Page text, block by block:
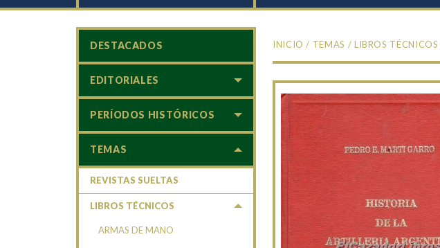
INICIO / TEMAS / LIBROS TÉCNICOS
DESTACADOS
EDITORIALES
PERÍODOS HISTÓRICOS
TEMAS
REVISTAS SUELTAS
LIBROS TÉCNICOS
ARMAS DE MANO